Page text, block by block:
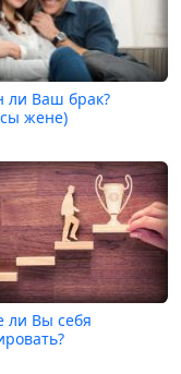
ли Ваш брак?
жене)
ли Вы себя